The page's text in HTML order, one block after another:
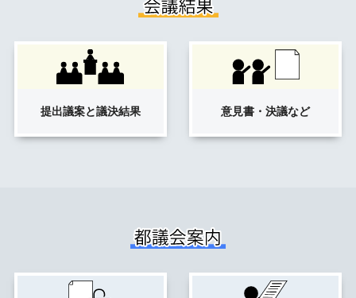
提出議案と議決結果 意見書・決議など